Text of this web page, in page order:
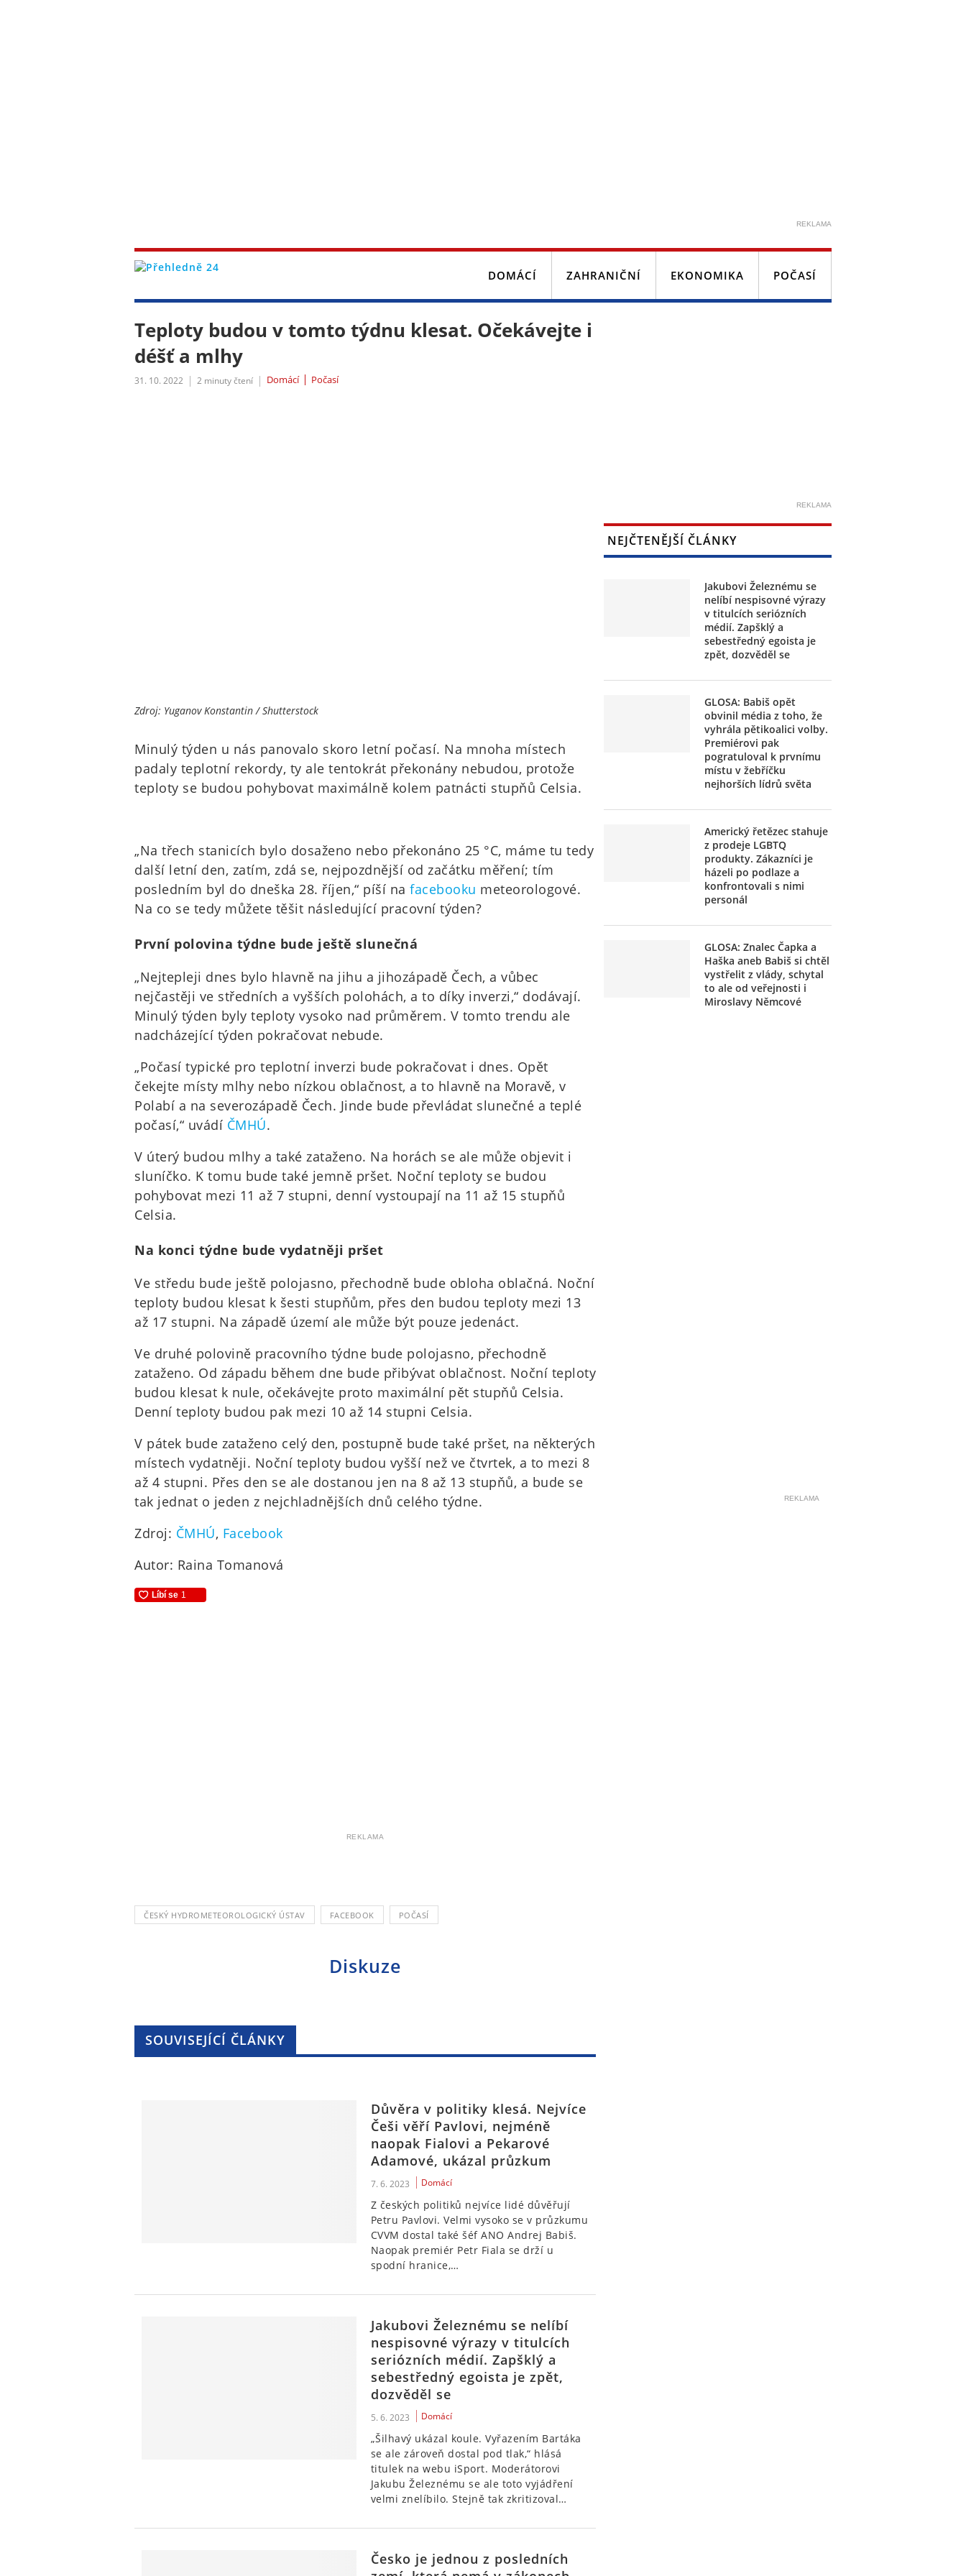
REKLAMA
DOMÁCÍ ZAHRANIČNÍ EKONOMIKA POČASÍ
Teploty budou v tomto týdnu klesat. Očekávejte i
déšť a mlhy
31. 10. 2022 2 minuty čtení Domácí Počasí
Zdroj: Yuganov Konstantin / Shutterstock
Minulý týden u nás panovalo skoro letní počasí. Na mnoha místech
padaly teplotní rekordy, ty ale tentokrát překonány nebudou, protože
teploty se budou pohybovat maximálně kolem patnácti stupňů Celsia.
„Na třech stanicích bylo dosaženo nebo překonáno 25 °C, máme tu tedy
další letní den, zatím, zdá se, nejpozdnější od začátku měření; tím
posledním byl do dneška 28. říjen,“ píší na facebooku meteorologové.
Na co se tedy můžete těšit následující pracovní týden?
První polovina týdne bude ještě slunečná
„Nejtepleji dnes bylo hlavně na jihu a jihozápadě Čech, a vůbec
nejčastěji ve středních a vyšších polohách, a to díky inverzi,“ dodávají.
Minulý týden byly teploty vysoko nad průměrem. V tomto trendu ale
nadcházející týden pokračovat nebude.
„Počasí typické pro teplotní inverzi bude pokračovat i dnes. Opět
čekejte místy mlhy nebo nízkou oblačnost, a to hlavně na Moravě, v
Polabí a na severozápadě Čech. Jinde bude převládat slunečné a teplé
počasí,“ uvádí ČMHÚ.
V úterý budou mlhy a také zataženo. Na horách se ale může objevit i
sluníčko. K tomu bude také jemně pršet. Noční teploty se budou
pohybovat mezi 11 až 7 stupni, denní vystoupají na 11 až 15 stupňů
Celsia.
Na konci týdne bude vydatněji pršet
Ve středu bude ještě polojasno, přechodně bude obloha oblačná. Noční
teploty budou klesat k šesti stupňům, přes den budou teploty mezi 13
až 17 stupni. Na západě území ale může být pouze jedenáct.
Ve druhé polovině pracovního týdne bude polojasno, přechodně
zataženo. Od západu během dne bude přibývat oblačnost. Noční teploty
budou klesat k nule, očekávejte proto maximální pět stupňů Celsia.
Denní teploty budou pak mezi 10 až 14 stupni Celsia.
V pátek bude zataženo celý den, postupně bude také pršet, na některých
místech vydatněji. Noční teploty budou vyšší než ve čtvrtek, a to mezi 8
až 4 stupni. Přes den se ale dostanou jen na 8 až 13 stupňů, a bude se
tak jednat o jeden z nejchladnějších dnů celého týdne.
Zdroj: ČMHÚ, Facebook
Autor: Raina Tomanová
REKLAMA
ČESKÝ HYDROMETEOROLOGICKÝ ÚSTAV FACEBOOK POČASÍ
Diskuze
SOUVISEJÍCÍ ČLÁNKY
Důvěra v politiky klesá. Nejvíce
Češi věří Pavlovi, nejméně
naopak Fialovi a Pekarové
Adamové, ukázal průzkum
7. 6. 2023 Domácí
Z českých politiků nejvíce lidé důvěřují
Petru Pavlovi. Velmi vysoko se v průzkumu
CVVM dostal také šéf ANO Andrej Babiš.
Naopak premiér Petr Fiala se drží u
spodní hranice,…
Jakubovi Železnému se nelíbí
nespisovné výrazy v titulcích
seriózních médií. Zapšklý a
sebestředný egoista je zpět,
dozvěděl se
5. 6. 2023 Domácí
„Šilhavý ukázal koule. Vyřazením Bartáka
se ale zároveň dostal pod tlak,“ hlásá
titulek na webu iSport. Moderátorovi
Jakubu Železnému se ale toto vyjádření
velmi znelíbilo. Stejně tak zkritizoval…
Česko je jednou z posledních
REKLAMA
NEJČTENĚJŠÍ ČLÁNKY
Jakubovi Železnému se
nelíbí nespisovné výrazy
v titulcích seriózních
médií. Zapšklý a
sebestředný egoista je
zpět, dozvěděl se
GLOSA: Babiš opět
obvinil média z toho, že
vyhrála pětikoalici volby.
Premiérovi pak
pogratuloval k prvnímu
místu v žebříčku
nejhorších lídrů světa
Americký řetězec stahuje
z prodeje LGBTQ
produkty. Zákazníci je
házeli po podlaze a
konfrontovali s nimi
personál
GLOSA: Znalec Čapka a
Haška aneb Babiš si chtěl
vystřelit z vlády, schytal
to ale od veřejnosti i
Miroslavy Němcové
REKLAMA